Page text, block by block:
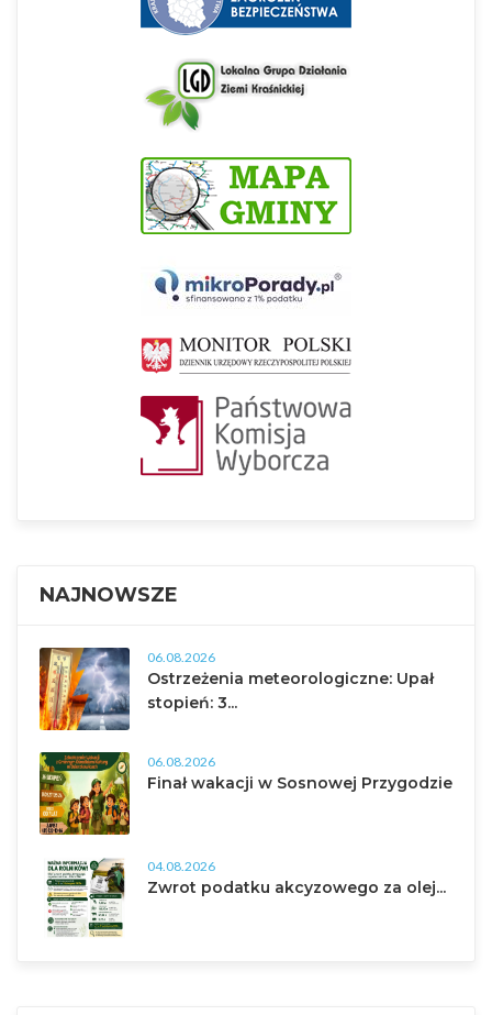
NAJNOWSZE
06.08.2026
Ostrzeżenia meteorologiczne: Upał
stopień: 3...
06.08.2026
Finał wakacji w Sosnowej Przygodzie
04.08.2026
Zwrot podatku akcyzowego za olej...